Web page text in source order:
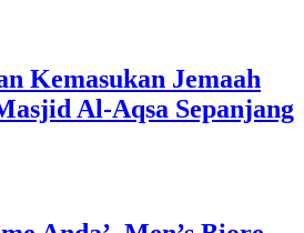
Kemasukan Jemaah
Al-Aqsa Sepanjang